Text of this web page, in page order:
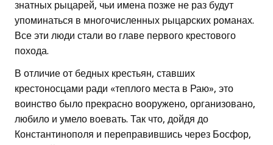
знатных рыцарей, чьи имена позже не раз будут
упоминаться в многочисленных рыцарских романах.
Все эти люди стали во главе первого крестового
похода.
В отличие от бедных крестьян, ставших
крестоносцами ради «теплого места в Раю», это
воинство было прекрасно вооружено, организовано,
любило и умело воевать. Так что, дойдя до
Константинополя и переправившись через Босфор,